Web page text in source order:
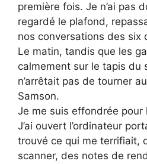
première fois. Je n’ai pas
regardé le plafond,
nos conversations des six
Le matin, tandis que les
calmement sur le tapis du
n’arrêtait pas de tourner
Samson.
Je me suis effondrée pour
J’ai ouvert l’ordinateur
trouvé ce qui me terrifiait,
scanner, des notes de